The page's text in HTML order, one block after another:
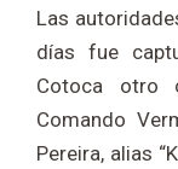
Las
días fue
Cotoca otro
Comando
Pereira, alias